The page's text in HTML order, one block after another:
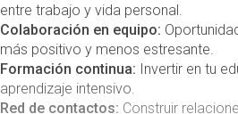
entre trabajo y vida personal.
Colaboración en equipo:
más positivo y menos estresante.
Formación continua: Invertir en tu
aprendizaje intensivo.
Red de contactos: Construir